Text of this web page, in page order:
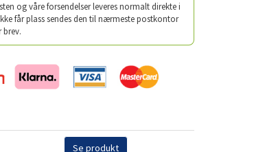
og våre forsendelser leveres normalt direkte i
får plass sendes den til nærmeste postkontor
brev.
Se produkt